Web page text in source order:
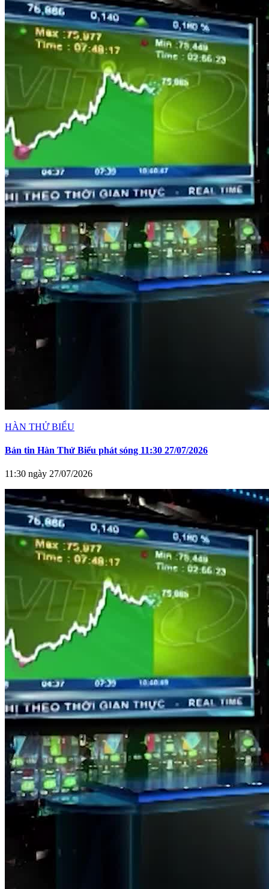
HÀN THỬ BIỂU
Bản tin Hàn Thử Biểu phát sóng 11:30 27/07/2026
11:30 ngày 27/07/2026